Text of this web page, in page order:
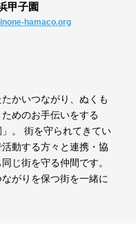
甲子園
hamaco.org
かいつながり、ぬくも
めのお手伝いをする
。 街を守られてきてい
動する方々と連携・協
じ街を守る仲間です。
がりを保つ街を一緒に